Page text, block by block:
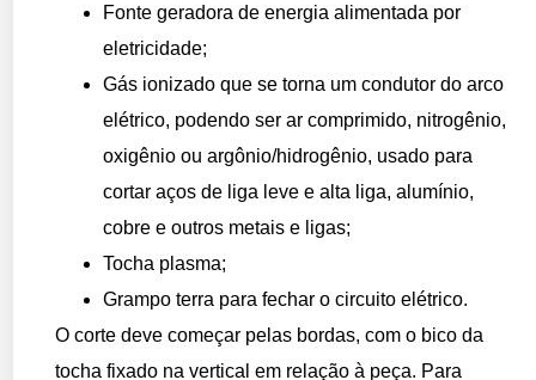
Fonte geradora de energia alimentada por
eletricidade;
Gás ionizado que se torna um condutor do arco
elétrico, podendo ser ar comprimido, nitrogênio,
oxigênio ou argônio/hidrogênio, usado para
cortar aços de liga leve e alta liga, alumínio,
cobre e outros metais e ligas;
Tocha plasma;
Grampo terra para fechar o circuito elétrico.
O corte deve começar pelas bordas, com o bico da
tocha fixado na vertical em relação à peça. Para